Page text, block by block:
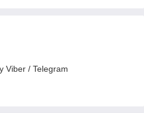
Viber / Telegram